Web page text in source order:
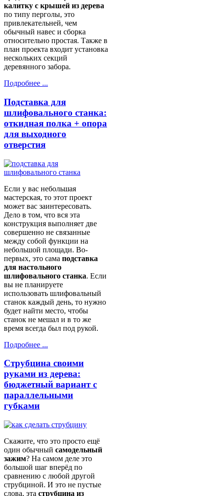
калитку с крышей из дерева
по типу перголы, это
привлекательней, чем
обычный навес и сборка
относительно простая. Также в
план проекта входит установка
нескольких секций
деревянного забора.
Подробнее ...
Подставка для
шлифовального станка:
откидная полка + опора
для выходного
отверстия
Если у вас небольшая
мастерская, то этот проект
может вас заинтересовать.
Дело в том, что вся эта
конструкция выполняет две
совершенно не связанные
между собой функции на
небольшой площади. Во-
первых, это сама подставка
для настольного
шлифовального станка. Если
вы не планируете
использовать шлифовальный
станок каждый день, то нужно
будет найти место, чтобы
станок не мешал и в то же
время всегда был под рукой.
Подробнее ...
Струбцина своими
руками из дерева:
бюджетный вариант с
параллельными
губками
Скажите, что это просто ещё
один обычный самодельный
зажим? На самом деле это
большой шаг вперёд по
сравнению с любой другой
струбциной. И это не пустые
слова, эта струбцина из